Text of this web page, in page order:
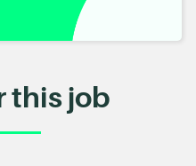
this job